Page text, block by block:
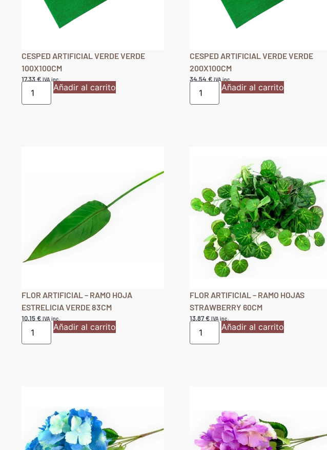
CESPED ARTIFICIAL VERDE VERDE
100X100CM
17,33€ IVA inc.
Añadir al carrito
CESPED ARTIFICIAL VERDE VERDE
200X100CM
34,54 € IVA inc.
Añadir al carrito
FLOR ARTIFICIAL – RAMO HOJA
ESTRELICIA VERDE 83CM
10,15€ IVA inc.
Añadir al carrito
FLOR ARTIFICIAL – RAMO HOJAS
STRAWBERRY 60CM
13,87€ IVA inc.
Añadir al carrito